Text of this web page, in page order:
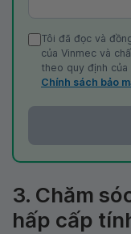
Tôi đã đọc và
của Vinmec và
theo quy định của
Chính sách bảo
3. Chăm
hấp cấp